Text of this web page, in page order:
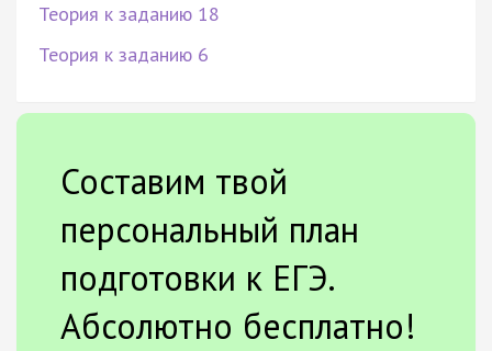
Теория к заданию 18
Теория к заданию 6
Составим твой
персональный план
подготовки к ЕГЭ.
Абсолютно бесплатно!